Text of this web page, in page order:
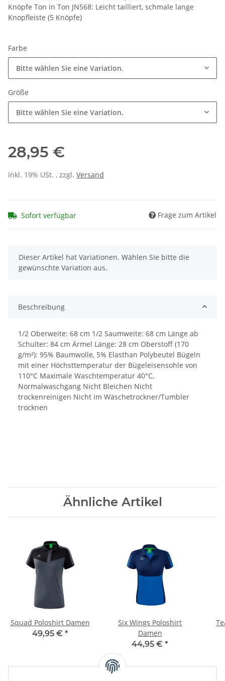
Knöpfe Ton in Ton JN568: Leicht tailliert, schmale lange
Knopfleiste (5 Knöpfe)
Farbe
Bitte wählen Sie eine Variation.
Größe
Bitte wählen Sie eine Variation.
28,95 €
inkl. 19% USt. , zzgl. Versand
Sofort verfügbar Frage zum Artikel
x
Dieser Artikel hat Variationen. Wählen Sie bitte die
gewünschte Variation aus.
Beschreibung
1/2 Oberweite: 68 cm 1/2 Saumweite: 68 cm Länge ab
Schulter: 84 cm Ärmel Länge: 28 cm Oberstoff (170
g/m²): 95% Baumwolle, 5% Elasthan Polybeutel Bügeln
mit einer Höchsttemperatur der Bügeleisensohle von
110°C Maximale Waschtemperatur 40°C,
Normalwaschgang Nicht Bleichen Nicht
trockenreinigen Nicht im Wäschetrockner/Tumbler
trocknen
Ähnliche Artikel
Squad Poloshirt Damen
49,95 € *
Six Wings Poloshirt
Damen
44,95 € *